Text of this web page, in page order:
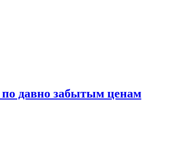
по давно забытым ценам